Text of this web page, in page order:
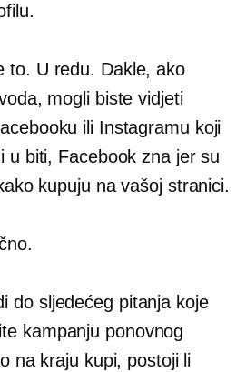
to. U redu. Dakle, ako
mogli biste vidjeti
ili Instagramu koji
u biti, Facebook zna jer su
kupuju na vašoj stranici.
do sljedećeg pitanja koje
kampanju ponovnog
na kraju kupi, postoji li